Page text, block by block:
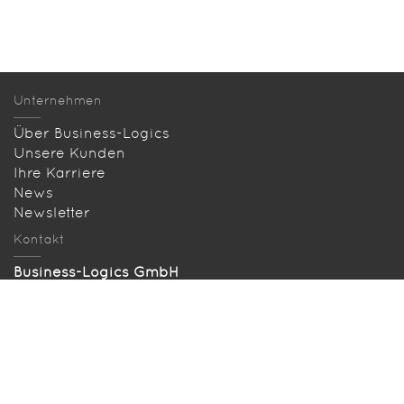
Unternehmen
Über Business-Logics
Unsere Kunden
Ihre Karriere
News
Newsletter
Kontakt
Business-Logics GmbH